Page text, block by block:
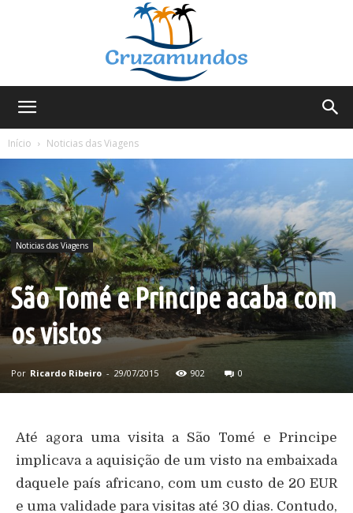
Início
Noticias das Viagens
Noticias das Viagens
São Tomé e Principe acaba com
os vistos
Por Ricardo Ribeiro - 29/07/2015 902 0
Até agora uma visita a São Tomé e Principe
implicava a aquisição de um visto na embaixada
daquele país africano, com um custo de 20 EUR
e uma validade para visitas até 30 dias. Contudo,